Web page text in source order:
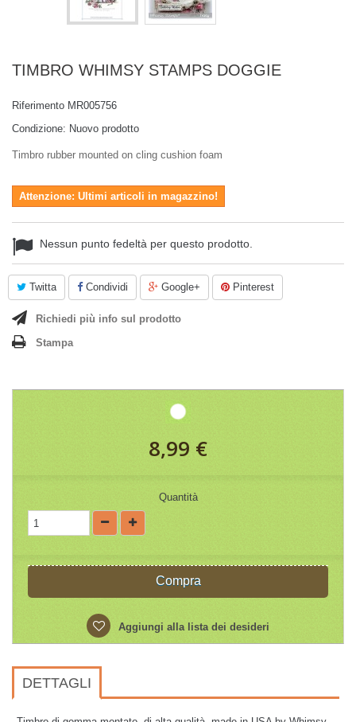
TIMBRO WHIMSY STAMPS DOGGIE
Riferimento MR005756
Condizione: Nuovo prodotto
Timbro rubber mounted on cling cushion foam
Attenzione: Ultimi articoli in magazzino!
Nessun punto fedeltà per questo prodotto.
Twitta Condividi Google+ Pinterest
Richiedi più info sul prodotto
Stampa
8,99 €
Quantità
Compra
Aggiungi alla lista dei desideri
DETTAGLI